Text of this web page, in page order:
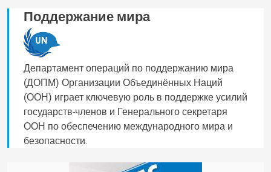
Поддержание мира
Департамент операций по поддержанию мира
(ДОПМ) Организации Объединённых Наций
(ООН) играет ключевую роль в поддержке усилий
государств-членов и Генерального секретаря
ООН по обеспечению международного мира и
безопасности.